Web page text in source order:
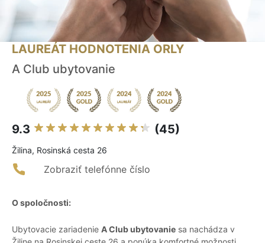
LAUREÁT HODNOTENIA ORLY
A Club ubytovanie
9.3 (45)
Žilina, Rosinská cesta 26
Zobraziť telefónne číslo
O spoločnosti:
Ubytovacie zariadenie A Club ubytovanie sa nachádza v